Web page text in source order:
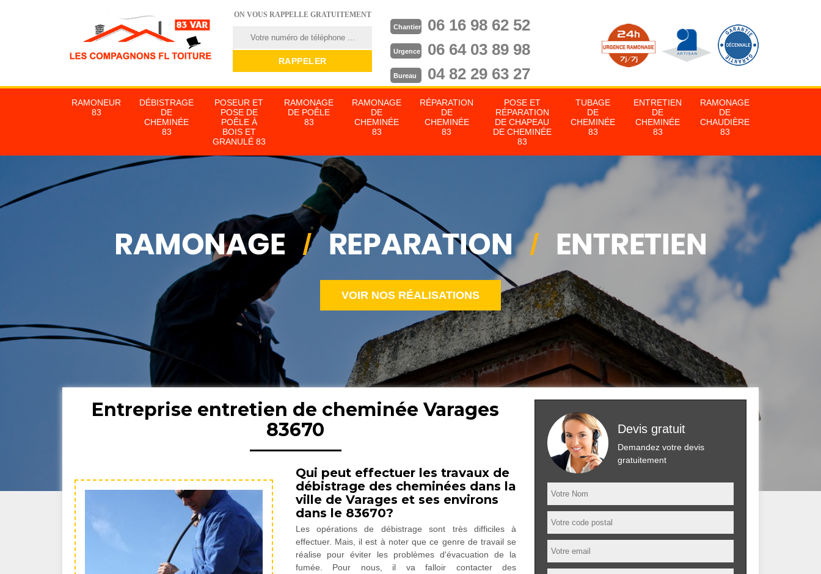
ON VOUS RAPPELLE GRATUITEMENT
Chantier 06 16 98 62 52
Urgence 06 64 03 89 98
Bureau 04 82 29 63 27
RAMONEUR
83
DÉBISTRAGE
DE
CHEMINÉE
83
POSEUR ET
POSE DE
POÊLE À
BOIS ET
GRANULÉ 83
RAMONAGE
DE POÊLE
83
RAMONAGE
DE
CHEMINÉE
83
RÉPARATION
DE
CHEMINÉE
83
POSE ET
RÉPARATION
DE CHAPEAU
DE CHEMINÉE
83
TUBAGE
DE
CHEMINÉE
83
ENTRETIEN
DE
CHEMINÉE
83
RAMONAGE
DE
CHAUDIÈRE
83
VOIR NOS RÉALISATIONS
Entreprise entretien de cheminée Varages
83670
Qui peut effectuer les travaux de
débistrage des cheminées dans la
ville de Varages et ses environs
dans le 83670?
Les opérations de débistrage sont très difficiles à
effectuer. Mais, il est à noter que ce genre de travail se
réalise pour éviter les problèmes d'évacuation de la
fumée. Pour nous, il va falloir contacter des
Devis gratuit
Demandez votre devis
gratuitement